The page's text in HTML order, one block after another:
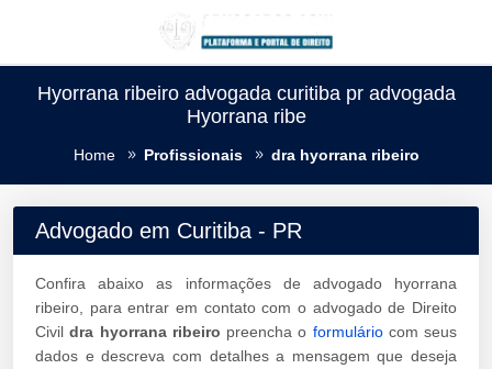
Hyorrana ribeiro advogada curitiba pr advogada
Hyorrana ribe
Home Profissionais dra hyorrana ribeiro
Advogado em Curitiba - PR
Confira abaixo as informações de advogado hyorrana
ribeiro, para entrar em contato com o advogado de Direito
Civildra hyorrana ribeiro preencha o formuláriocom seus
dados e descreva com detalhes a mensagem que deseja